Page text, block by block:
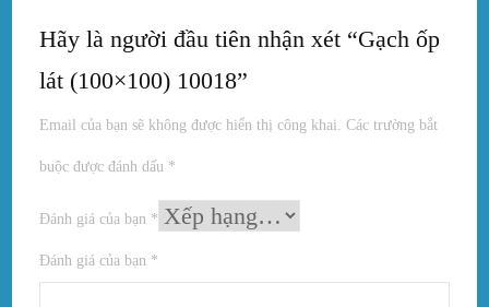
Hãy là người đầu tiên nhận xét “Gạch ốp
lát (100×100) 10018”
Email của bạn sẽ không được hiển thị công khai. Các trường bắt
buộc được đánh dấu *
Đánh giá của bạn *
Đánh giá của bạn *